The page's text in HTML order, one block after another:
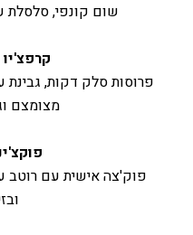
שום קונפי, סלסלת
פרוסות סלק דקות, גבינת
מצומצם
פוק'צה אישית עם רוטב